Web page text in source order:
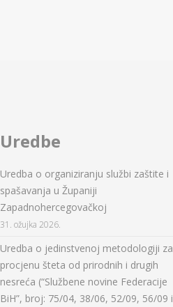
Uredbe
Uredba o organiziranju službi zaštite i
spašavanja u Županiji
Zapadnohercegovačkoj
31. ožujka 2026.
Uredba o jedinstvenoj metodologiji za
procjenu šteta od prirodnih i drugih
nesreća (“Službene novine Federacije
BiH”, broj: 75/04, 38/06, 52/09, 56/09 i